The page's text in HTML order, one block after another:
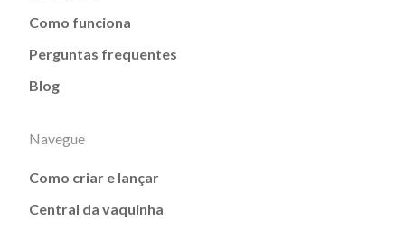
Como funciona
Perguntas frequentes
Blog
Navegue
Como criar e lançar
Central da vaquinha